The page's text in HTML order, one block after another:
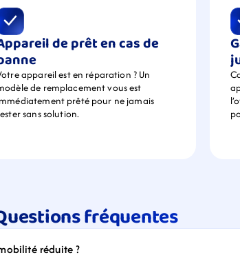
de prêt en cas de
appareil est en réparation ? Un
de remplacement vous est
prêté pour ne jamais
sans solution.
fréquentes
réduite ?